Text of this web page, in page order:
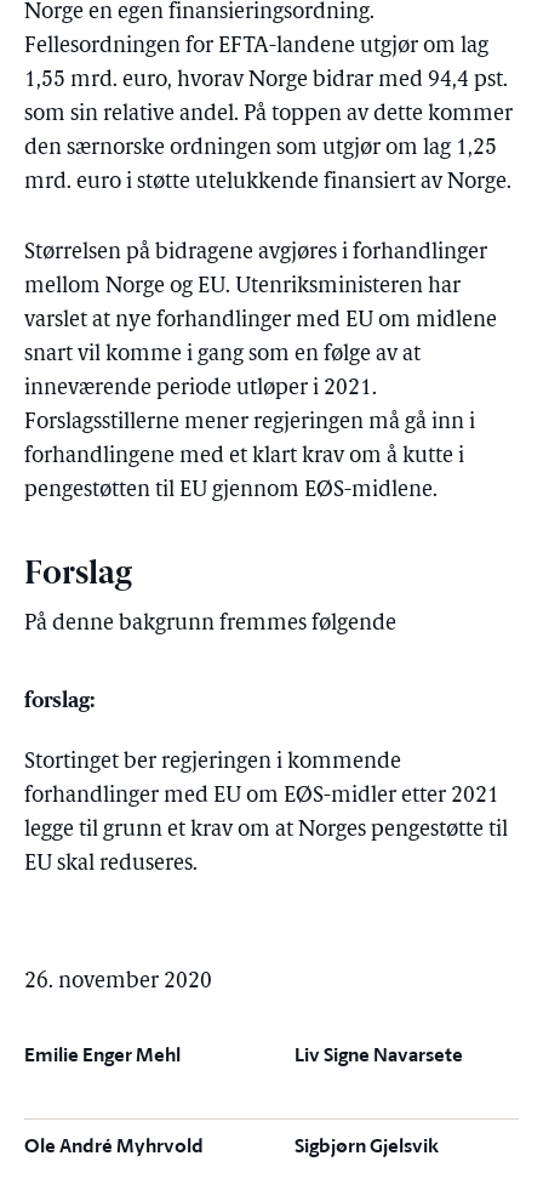
Norge en egen finansieringsordning.
Fellesordningen for EFTA-landene utgjør om lag
1,55 mrd. euro, hvorav Norge bidrar med 94,4 pst.
som sin relative andel. På toppen av dette kommer
den særnorske ordningen som utgjør om lag 1,25
mrd. euro i støtte utelukkende finansiert av Norge.
Størrelsen på bidragene avgjøres i forhandlinger
mellom Norge og EU. Utenriksministeren har
varslet at nye forhandlinger med EU om midlene
snart vil komme i gang som en følge av at
inneværende periode utløper i 2021.
Forslagsstillerne mener regjeringen må gå inn i
forhandlingene med et klart krav om å kutte i
pengestøtten til EU gjennom EØS-midlene.
Forslag
På denne bakgrunn fremmes følgende
forslag:
Stortinget ber regjeringen i kommende
forhandlinger med EU om EØS-midler etter 2021
legge til grunn et krav om at Norges pengestøtte til
EU skal reduseres.
26. november 2020
Emilie Enger Mehl Liv Signe Navarsete
Ole André Myhrvold Sigbjørn Gjelsvik